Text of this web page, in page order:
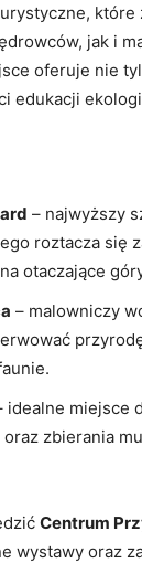
które
jak i
oferuje nie
edukacji
– najwyższy
roztacza się
otaczające
– malowniczy
idealne miejsce
zbierania
Centrum
wystawy oraz